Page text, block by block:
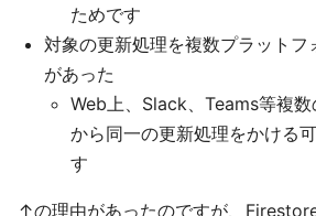
ためです
対象の更新処理を複数プラットフ
があった
Web上、Slack、Teams等複
から同一の更新処理をかける
す
↑の理由があったのですが、